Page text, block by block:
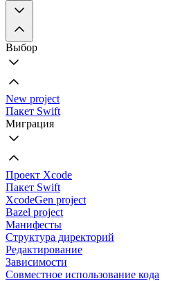
Выбор
New project
Пакет Swift
Миграция
Проект Xcode
Пакет Swift
XcodeGen project
Bazel project
Манифесты
Структура директорий
Редактирование
Зависимости
Совместное использование кода